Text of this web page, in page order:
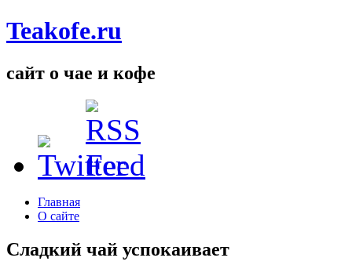
Teakofe.ru
сайт о чае и кофе
Главная
О сайте
Сладкий чай успокаивает